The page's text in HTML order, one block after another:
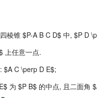
棱锥 $P-A B C D$ 中, $P D
上任意一点.
$A C \perp D E$;
为 $P B$ 的中点, 且二面角